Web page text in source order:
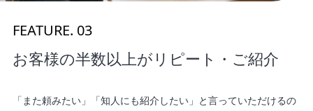
FEATURE. 03
お客様の半数以上がリピート・ご紹介
「また頼みたい」「知人にも紹介したい」と言っていただけるの